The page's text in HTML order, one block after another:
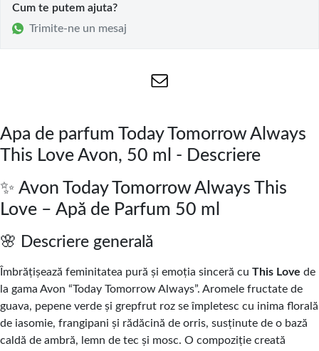
Cum te putem ajuta?
Trimite-ne un mesaj
Apa de parfum Today Tomorrow Always
This Love Avon, 50 ml - Descriere
✨ Avon Today Tomorrow Always This
Love – Apă de Parfum 50 ml
🌸 Descriere generală
Îmbrățișează feminitatea pură și emoția sinceră cu This Love de
la gama Avon “Today Tomorrow Always”. Aromele fructate de
guava, pepene verde și grepfrut roz se împletesc cu inima florală
de iasomie, frangipani și rădăcină de orris, susținute de o bază
caldă de ambră, lemn de tec și mosc. O compoziție creată